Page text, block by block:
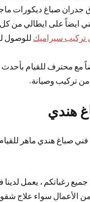
جدران صباغ ديكورات
ايضاً على ايطالي من
تركيب سيراميك للوصول
مع محترف للقيام
من تركيب وصيانة.
هندي
صباغ هندي ماهر
جميع رغباتكم ، يعمل
من الأعمال سواء علاج